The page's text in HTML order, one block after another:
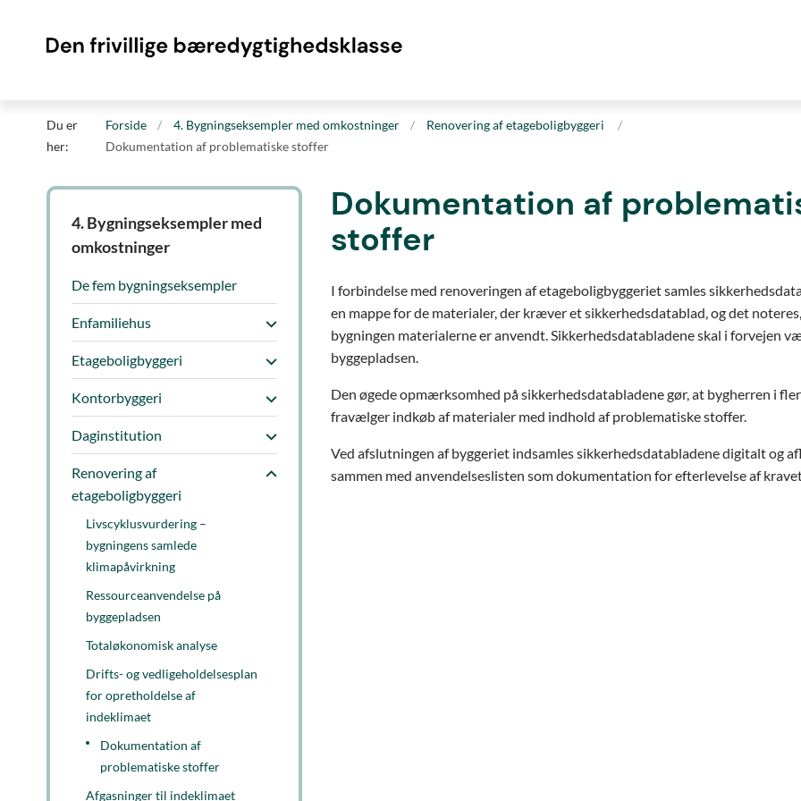
Du er
her:
Forside 4. Bygningseksempler med omkostninger
Renovering af etageboligbyggeri
Dokumentation af problematiske stoffer
4. Bygningseksempler med
omkostninger
De fem bygningseksempler
Enfamiliehus
Etageboligbyggeri
Kontorbyggeri
Daginstitution
Renovering af
etageboligbyggeri
Livscyklusvurdering –
bygningens samlede
klimapåvirkning
Ressourceanvendelse på
byggepladsen
Totaløkonomisk analyse
Drifts- og vedligeholdelsesplan
for opretholdelse af
indeklimaet
Dokumentation af
problematiske stoffer
Afgasninger til indeklimaet
Dokumentation af
stoffer
I forbindelse med renoveringen af etageboligbyggeriet samles
en mappe for de materialer, der kræver et sikkerhedsdatablad, og det
bygningen materialerne er anvendt. Sikkerhedsdatabladene skal i forvejen
byggepladsen.
Den øgede opmærksomhed på sikkerhedsdatabladene gør, at bygherren i
fravælger indkøb af materialer med indhold af problematiske stoffer.
Ved afslutningen af byggeriet indsamles sikkerhedsdatabladene digitalt og
sammen med anvendelseslisten som dokumentation for efterlevelse af